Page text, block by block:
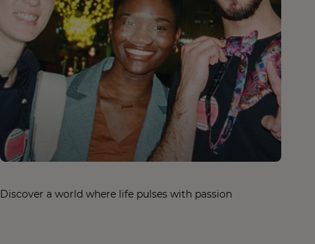
Discover a world where life pulses with passion